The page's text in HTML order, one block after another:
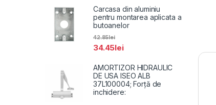
Carcasa din aluminiu
pentru montarea aplicata a
butoanelor
34.45lei
42.85lei
AMORTIZOR HIDRAULIC
DE USA ISEO ALB
37L100004; Forță de
inchidere: